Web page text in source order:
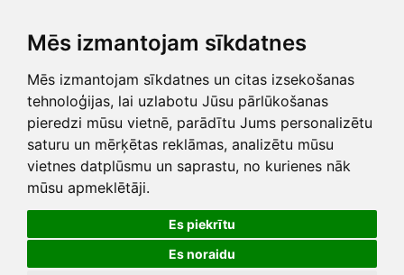
Mēs izmantojam sīkdatnes
Mēs izmantojam sīkdatnes un citas izsekošanas
tehnoloģijas, lai uzlabotu Jūsu pārlūkošanas
pieredzi mūsu vietnē, parādītu Jums personalizētu
saturu un mērķētas reklāmas, analizētu mūsu
vietnes datplūsmu un saprastu, no kurienes nāk
mūsu apmeklētāji.
Es piekrītu
Es noraidu